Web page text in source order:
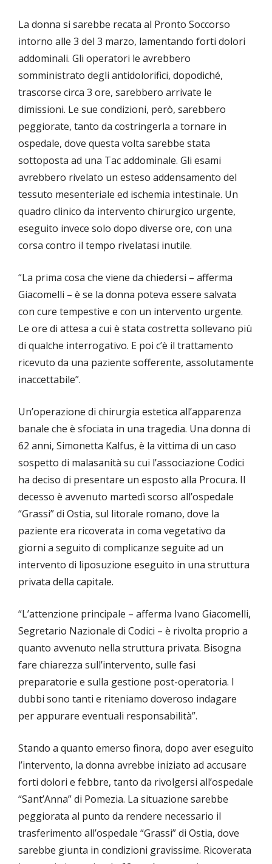
La donna si sarebbe recata al Pronto Soccorso
intorno alle 3 del 3 marzo, lamentando forti dolori
addominali. Gli operatori le avrebbero
somministrato degli antidolorifici, dopodiché,
trascorse circa 3 ore, sarebbero arrivate le
dimissioni. Le sue condizioni, però, sarebbero
peggiorate, tanto da costringerla a tornare in
ospedale, dove questa volta sarebbe stata
sottoposta ad una Tac addominale. Gli esami
avrebbero rivelato un esteso addensamento del
tessuto mesenteriale ed ischemia intestinale. Un
quadro clinico da intervento chirurgico urgente,
eseguito invece solo dopo diverse ore, con una
corsa contro il tempo rivelatasi inutile.
“La prima cosa che viene da chiedersi – afferma
Giacomelli – è se la donna poteva essere salvata
con cure tempestive e con un intervento urgente.
Le ore di attesa a cui è stata costretta sollevano più
di qualche interrogativo. E poi c’è il trattamento
ricevuto da una paziente sofferente, assolutamente
inaccettabile”.
Un’operazione di chirurgia estetica all’apparenza
banale che è sfociata in una tragedia. Una donna di
62 anni, Simonetta Kalfus, è la vittima di un caso
sospetto di malasanità su cui l’associazione Codici
ha deciso di presentare un esposto alla Procura. Il
decesso è avvenuto martedì scorso all’ospedale
“Grassi” di Ostia, sul litorale romano, dove la
paziente era ricoverata in coma vegetativo da
giorni a seguito di complicanze seguite ad un
intervento di liposuzione eseguito in una struttura
privata della capitale.
“L’attenzione principale – afferma Ivano Giacomelli,
Segretario Nazionale di Codici – è rivolta proprio a
quanto avvenuto nella struttura privata. Bisogna
fare chiarezza sull’intervento, sulle fasi
preparatorie e sulla gestione post-operatoria. I
dubbi sono tanti e riteniamo doveroso indagare
per appurare eventuali responsabilità”.
Stando a quanto emerso finora, dopo aver eseguito
l’intervento, la donna avrebbe iniziato ad accusare
forti dolori e febbre, tanto da rivolgersi all’ospedale
“Sant’Anna” di Pomezia. La situazione sarebbe
peggiorata al punto da rendere necessario il
trasferimento all’ospedale “Grassi” di Ostia, dove
sarebbe giunta in condizioni gravissime. Ricoverata